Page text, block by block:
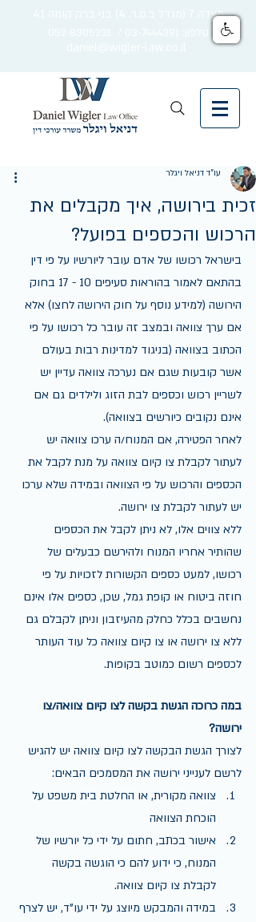
מצדה 7 (מגדל ב.ס.ר. 4) בני ברק קומה 41
זכית בירושה, איך מקבלים את
הרכוש והכספים בפועל?
עו"ד דניאל ויגלר
בישראל רכושו של אדם עובר ליורשיו על פי דין
בהתאם לאמור בהוראות סעיפים 10 - 17 בחוק
הירושה (למידע נוסף על חוק הירושה לחצו) אלא
אם ערך צוואה ובמצב זה עובר כל רכושו על פי
הכתוב בצוואה (בניגוד למדינות רבות בעולם
אשר קובעות שגם אם נערכה צוואה עדיין יש
לשריין רכוש וכספים לבת הזוג ולילדים גם אם
אינם נקובים כיורשים בצוואה).
לאחר הפטירה, אם המנוח/ה ערכו צוואה יש
לעתור לקבלת צו קיום צוואה על מנת לקבל את
הכספים והרכוש על פי הצוואה ובמידה שלא ערכו
יש לעתור לקבלת צו ירושה.
ללא צווים אלו, לא ניתן לקבל את הכספים
שהותיר אחריו המנוח ולהירשם כבעלים של
רכושו, למעט כספים הקשורות לזכויות על פי
חוזה ביטוח או קופת גמל, שכן, כספים אלו אינם
נחשבים בכלל כחלק מהעיזבון וניתן לקבלם גם
ללא צו ירושה או צו קיום צוואה כל עוד העותר
לכספים רשום כמוטב בקופות.
במה כרוכה הגשת בקשה לצו קיום צוואה/צו
ירושה?
לצורך הגשת הבקשה לצו קיום צוואה יש להגיש
לרשם לענייני ירושה את המסמכים הבאים:
צוואה מקורית, או החלטת בית משפט על
הוכחת הצוואה
אישור בכתב, חתום על ידי כל יורשיו של
המנוח, כי ידוע להם כי הוגשה בקשה
לקבלת צו קיום צוואה.
במידה והמבקש מיוצג על ידי עו"ד, יש לצרף